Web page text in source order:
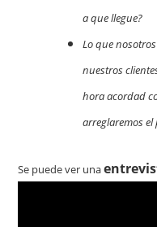
a que llegue?
Lo que
nuestros
hora acordad
arreglaremos
Se puede ver una